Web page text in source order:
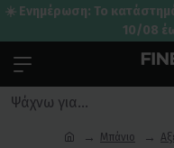
☀️ Ενημέρωση: Το
10/08
Μπάνιο